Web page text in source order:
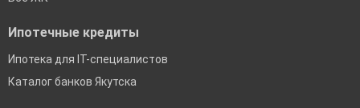
Ипотечные кредиты
Ипотека для IT-специалистов
Каталог банков Якутска